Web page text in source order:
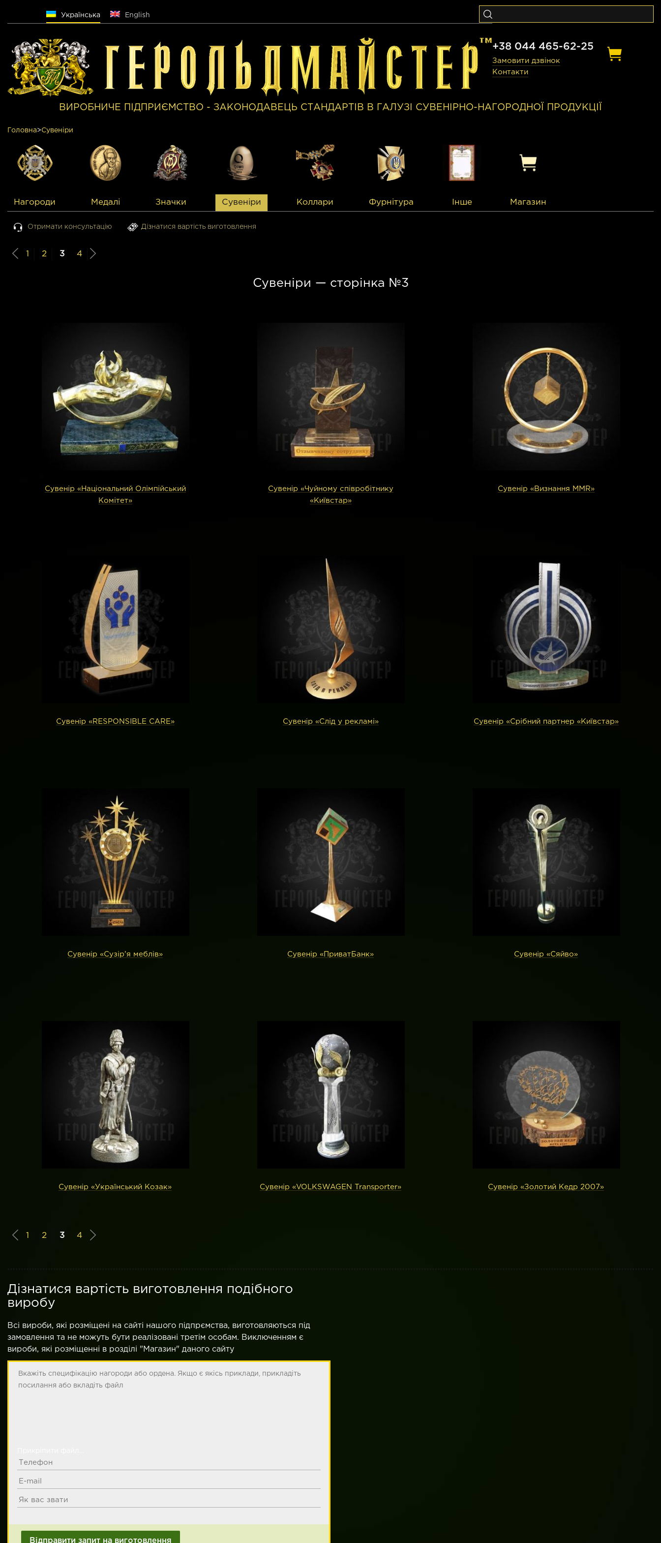
Українська English
+38 044 465-62-25
Замовити дзвінок
Контакти
ВИРОБНИЧЕ ПІДПРИЄМСТВО - ЗАКОНОДАВЕЦЬ СТАНДАРТІВ В ГАЛУЗІ СУВЕНІРНО-НАГОРОДНОЇ ПРОДУКЦІЇ
Головна>Сувенiри
Нагороди Медалі Значки Сувеніри Коллари Фурнітура Інше Магазин
Отримати консультацію Дізнатися вартість виготовлення
1 2 3 4
Сувенiри — сторінка №3
Сувенір «Національний Олімпійський
Комітет»
Сувенір «Чуйному співробітнику
«Київстар»
Сувенір «Визнання MMR»
Сувенір «RESPONSIBLE CARE» Сувенір «Слід у рекламі» Сувенір «Срібний партнер «Київстар»
Сувенір «Сузір’я меблів» Сувенір «ПриватБанк» Сувенір «Сяйво»
Сувенір «Український Козак» Сувенір «VOLKSWAGEN Transporter» Сувенір «Золотий Кедр 2007»
2 3 4
Дізнатися вартість виготовлення подібного
виробу
Всі вироби, які розміщені на сайті нашого підпрємства, виготовляються під
замовлення та не можуть бути реалізовані третім особам. Виключенням є
вироби, які розміщенні в розділі "Магазин" даного сайту